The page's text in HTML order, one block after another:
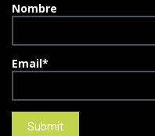
Nombre
Email*